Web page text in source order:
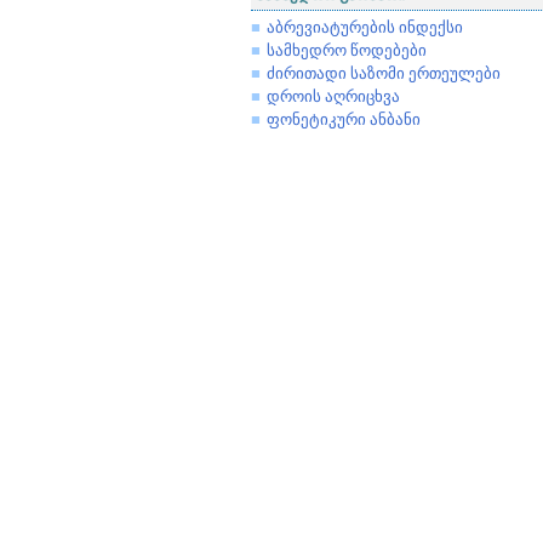
აბრევიატურების ინდექსი
სამხედრო წოდებები
ძირითადი საზომი ერთეულები
დროის აღრიცხვა
ფონეტიკური ანბანი